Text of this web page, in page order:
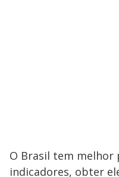
O Brasil tem melhor
indicadores, obter